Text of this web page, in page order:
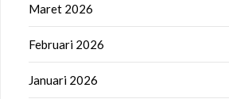
Maret 2026
Februari 2026
Januari 2026